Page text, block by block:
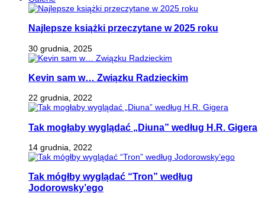
Najlepsze książki przeczytane w 2025 roku
30 grudnia, 2025
Kevin sam w… Związku Radzieckim
22 grudnia, 2022
Tak mogłaby wyglądać „Diuna” według H.R. Gigera
14 grudnia, 2022
Tak mógłby wyglądać “Tron” według
Jodorowsky’ego